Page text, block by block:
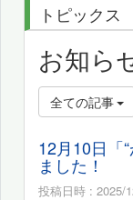
トピックス
お知ら
全ての記事
12月10日「
ました！
投稿日時 : 2025/